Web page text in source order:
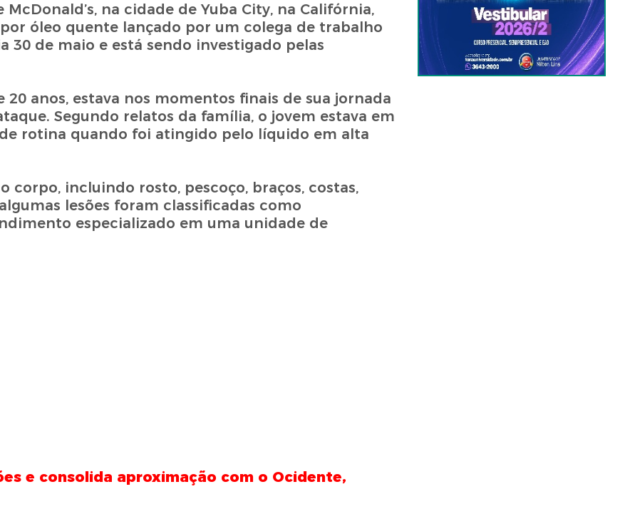
na cidade de Yuba City, na Califórnia,
óleo quente lançado por um colega de trabalho
30 de maio e está sendo investigado pelas
anos, estava nos momentos finais de sua jornada
Segundo relatos da família, o jovem estava em
rotina quando foi atingido pelo líquido em alta
corpo, incluindo rosto, pescoço, braços, costas,
lesões foram classificadas como
especializado em uma unidade de
e consolida aproximação com o Ocidente,